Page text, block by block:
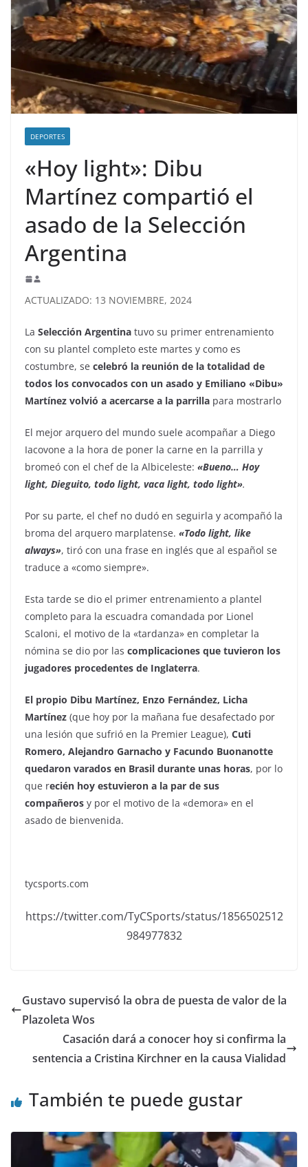
DEPORTES
«Hoy light»: Dibu
Martínez compartió el
asado de la Selección
Argentina
ACTUALIZADO: 13 NOVIEMBRE, 2024
La Selección Argentina tuvo su primer entrenamiento
con su plantel completo este martes y como es
costumbre, se celebró la reunión de la totalidad de
todos los convocados con un asado y Emiliano «Dibu»
Martínez volvió a acercarse a la parrilla para mostrarlo
El mejor arquero del mundo suele acompañar a Diego
Iacovone a la hora de poner la carne en la parrilla y
bromeó con el chef de la Albiceleste: «Bueno… Hoy
light, Dieguito, todo light, vaca light, todo light».
Por su parte, el chef no dudó en seguirla y acompañó la
broma del arquero marplatense. «Todo light, like
always», tiró con una frase en inglés que al español se
traduce a «como siempre».
Esta tarde se dio el primer entrenamiento a plantel
completo para la escuadra comandada por Lionel
Scaloni, el motivo de la «tardanza» en completar la
nómina se dio por las complicaciones que tuvieron los
jugadores procedentes de Inglaterra.
El propio Dibu Martínez, Enzo Fernández, Licha
Martínez (que hoy por la mañana fue desafectado por
una lesión que sufrió en la Premier League), Cuti
Romero, Alejandro Garnacho y Facundo Buonanotte
quedaron varados en Brasil durante unas horas, por lo
que recién hoy estuvieron a la par de sus
compañeros y por el motivo de la «demora» en el
asado de bienvenida.
tycsports.com
https://twitter.com/TyCSports/status/1856502512
984977832
Gustavo supervisó la obra de puesta de valor de la
Plazoleta Wos
Casación dará a conocer hoy si confirma la
sentencia a Cristina Kirchner en la causa Vialidad
También te puede gustar